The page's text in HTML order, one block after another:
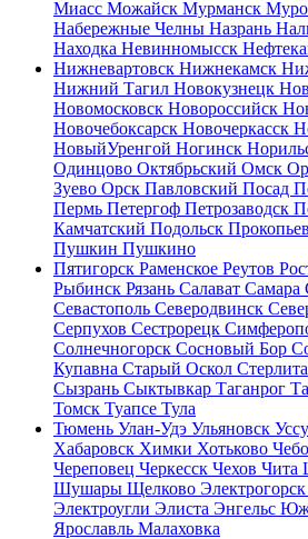
Миасс Можайск Мурманск
Набережные Челны Назрань
Находка Невинномысск
Нижневартовск Нижнекамск
Нижний Тагил Новокузнецк
Новомосковск Новороссийск
Новочебоксарск Новочеркасск
НовыйУренгой Ногинск
Одинцово Октябрьский Омск
Зуево Орск Павловский Посад
Пермь Петергоф Петрозаводск
Камчатский Подольск
Пушкин Пушкино
Пятигорск Раменское Реутов
Рыбинск Рязань Салават Самара
Севастополь Северодвинск
Серпухов Сестрорецк
Солнечногорск Сосновый Бор
Купавна Старый Оскол
Сызрань Сыктывкар Таганрог
Томск Туапсе Тула
Тюмень Улан-Удэ Ульяновск
Хабаровск Химки Хотьково
Череповец Черкесск Чехов Чита
Шушары Щелково Электрогорск
Электроугли Элиста Энгельс
Ярославль Малаховка